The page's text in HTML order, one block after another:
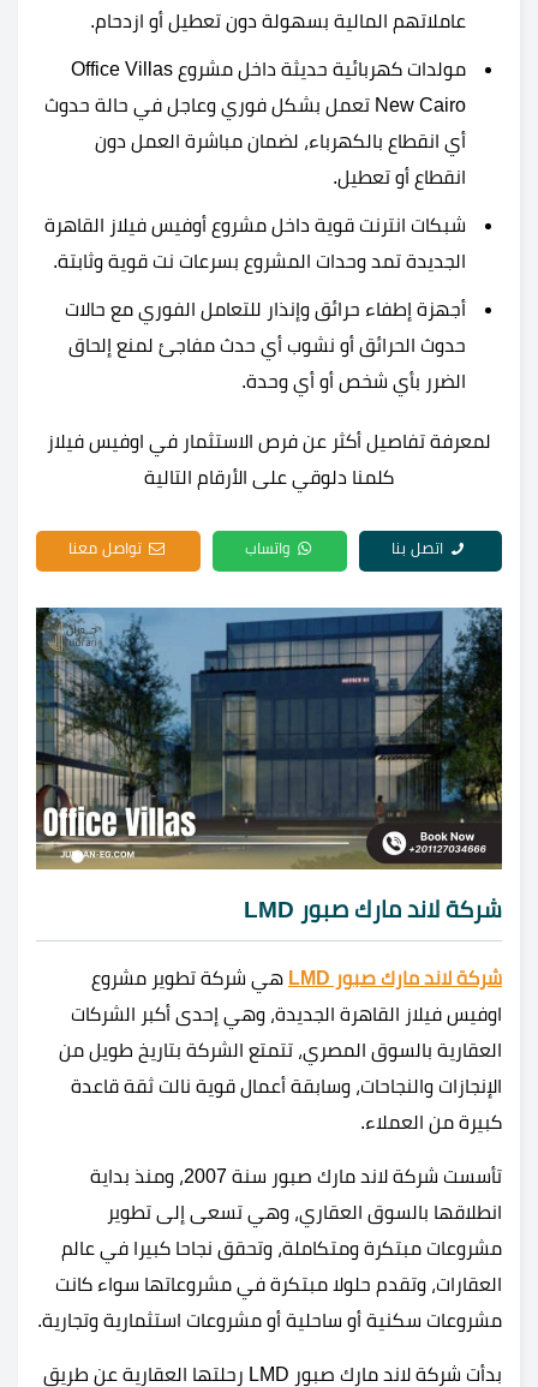
عاملاتهم المالية بسهولة دون تعطيل أو ازدحام.
مولدات كهربائية حديثة داخل مشروع Office Villas
New Cairo تعمل بشكل فوري وعاجل في حالة حدوث
أي انقطاع بالكهرباء، لضمان مباشرة العمل دون
انقطاع أو تعطيل.
شبكات انترنت قوية داخل مشروع أوفيس فيلاز القاهرة
الجديدة تمد وحدات المشروع بسرعات نت قوية وثابتة.
أجهزة إطفاء حرائق وإنذار للتعامل الفوري مع حالات
حدوث الحرائق أو نشوب أي حدث مفاجئ لمنع إلحاق
الضرر بأي شخص أو أي وحدة.
لمعرفة تفاصيل أكثر عن فرص الاستثمار في اوفيس فيلاز
كلمنا دلوقي على الأرقام التالية
اتصل بنا واتساب تواصل معنا
شركة لاند مارك صبور LMD
شركة لاند مارك صبور LMD
هي شركة تطوير مشروع
اوفيس فيلاز القاهرة الجديدة، وهي إحدى أكبر الشركات
العقارية بالسوق المصري، تتمتع الشركة بتاريخ طويل من
الإنجازات والنجاحات، وسابقة أعمال قوية نالت ثقة قاعدة
كبيرة من العملاء.
تأسست شركة لاند مارك صبور سنة 2007، ومنذ بداية
انطلاقها بالسوق العقاري، وهي تسعى إلى تطوير
مشروعات مبتكرة ومتكاملة، وتحقق نجاحا كبيرا في عالم
العقارات، وتقدم حلولا مبتكرة في مشروعاتها سواء كانت
مشروعات سكنية أو ساحلية أو مشروعات استثمارية وتجارية.
بدأت شركة لاند مارك صبور LMD رحلتها العقارية عن طريق